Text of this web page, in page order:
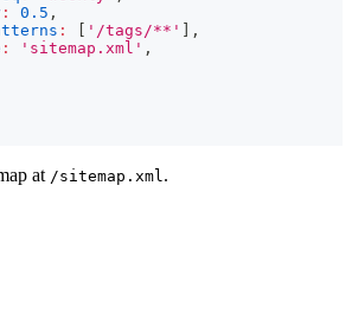
: 0.5 ,
: '/tags/**'
,
: 'sitemap.xml' ,
at /sitemap.xml.